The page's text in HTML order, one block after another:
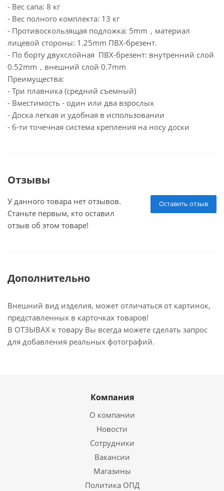
- Вес сапа: 8 кг
- Вес полного комплекта: 13 кг
- Противоскользящая подложка: 5mm，материал
лицевой стороны: 1.25mm ПВХ-брезент.
- По борту двухслойная ПВХ-брезент: внутренний слой
0.52mm，внешний слой 0.7mm
Преимущества:
- Три плавника (средний съемный)
- Вместимость - один или два взрослых
- Доска легкая и удобная в использовании
- 6-ти точечная система крепления на носу доски
Отзывы
Оставить отзыв
У данного товара нет отзывов.
Станьте первым, кто оставил
отзыв об этом товаре!
Дополнительно
Внешний вид изделия, может отличаться от картинок,
представленных в карточках товаров!
В ОТЗЫВАХ к товару Вы всегда можете сделать запрос
для добавления реальных фотографий.
Компания
О компании
Новости
Сотрудники
Вакансии
Магазины
Политика ОПД